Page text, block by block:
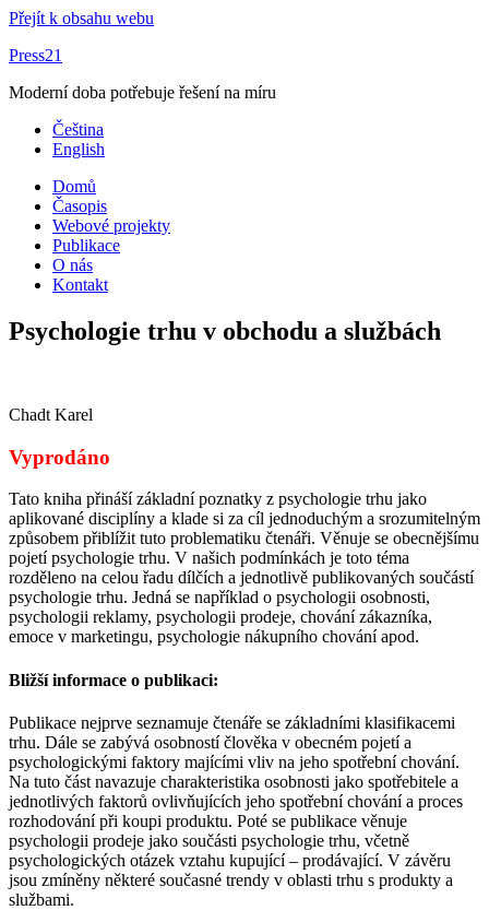
Přejít k obsahu webu
Press21
Moderní doba potřebuje řešení na míru
Čeština
English
Domů
Časopis
Webové projekty
Publikace
O nás
Kontakt
Psychologie trhu v obchodu a službách
Chadt Karel
Vyprodáno
Tato kniha přináší základní poznatky z psychologie trhu jako
aplikované disciplíny a klade si za cíl jednoduchým a srozumitelným
způsobem přiblížit tuto problematiku čtenáři. Věnuje se obecnějšímu
pojetí psychologie trhu. V našich podmínkách je toto téma
rozděleno na celou řadu dílčích a jednotlivě publikovaných součástí
psychologie trhu. Jedná se například o psychologii osobnosti,
psychologii reklamy, psychologii prodeje, chování zákazníka,
emoce v marketingu, psychologie nákupního chování apod.
Bližší informace o publikaci:
Publikace nejprve seznamuje čtenáře se základními klasifikacemi
trhu. Dále se zabývá osobností člověka v obecném pojetí a
psychologickými faktory majícími vliv na jeho spotřební chování.
Na tuto část navazuje charakteristika osobnosti jako spotřebitele a
jednotlivých faktorů ovlivňujících jeho spotřební chování a proces
rozhodování při koupi produktu. Poté se publikace věnuje
psychologii prodeje jako součásti psychologie trhu, včetně
psychologických otázek vztahu kupující – prodávající. V závěru
jsou zmíněny některé současné trendy v oblasti trhu s produkty a
službami.